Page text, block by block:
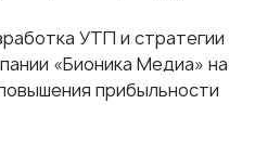
УТП и стратегии
«Бионика Медиа» на
прибыльности